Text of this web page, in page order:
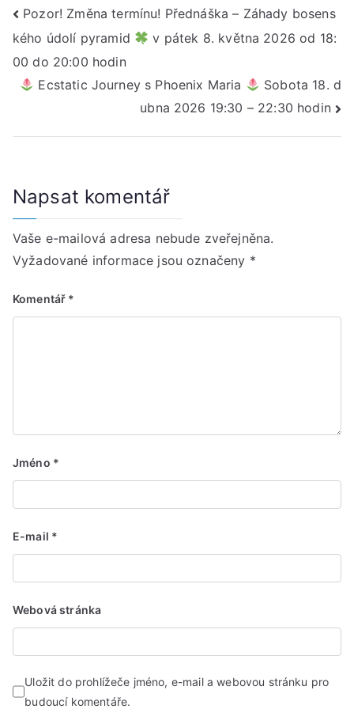
Navigace
pro
příspěvek
Pozor! Změna termínu! Přednáška – Záhady bosens
kého údolí pyramid
v pátek 8. května 2026 od 18:
00 do 20:00 hodin
Ecstatic Journey s Phoenix Maria
Sobota 18. d
ubna 2026 19:30 – 22:30 hodin
Napsat komentář
Vaše e-mailová adresa nebude zveřejněna.
Vyžadované informace jsou označeny *
Komentář *
Jméno *
E-mail *
Webová stránka
Uložit do prohlížeče jméno, e-mail a webovou stránku pro
budoucí komentáře.